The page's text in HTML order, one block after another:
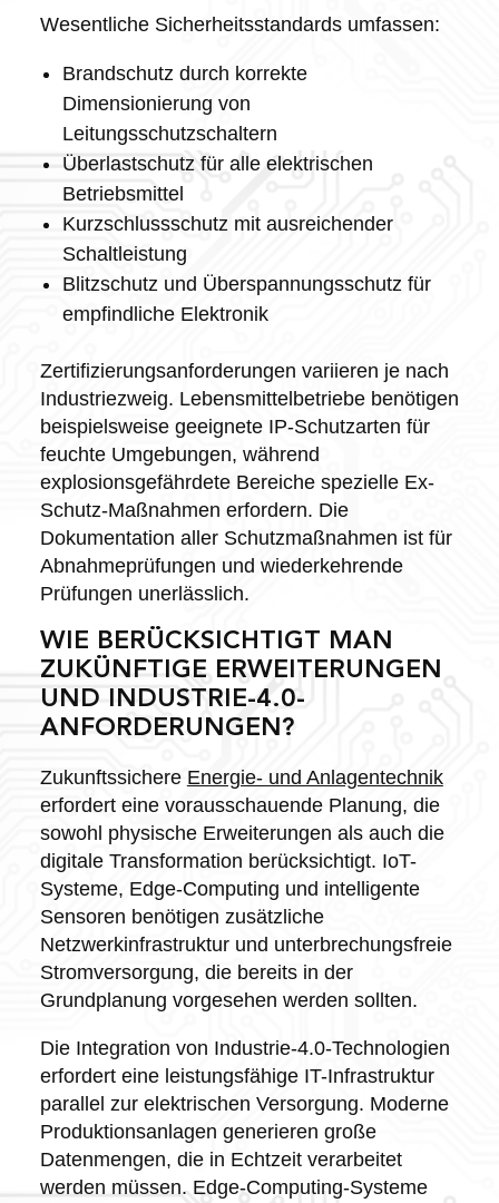
Wesentliche Sicherheitsstandards umfassen:
Brandschutz durch korrekte
Dimensionierung von
Leitungsschutzschaltern
Überlastschutz für alle elektrischen
Betriebsmittel
Kurzschlussschutz mit ausreichender
Schaltleistung
Blitzschutz und Überspannungsschutz für
empfindliche Elektronik
Zertifizierungsanforderungen variieren je nach
Industriezweig. Lebensmittelbetriebe benötigen
beispielsweise geeignete IP-Schutzarten für
feuchte Umgebungen, während
explosionsgefährdete Bereiche spezielle Ex-
Schutz-Maßnahmen erfordern. Die
Dokumentation aller Schutzmaßnahmen ist für
Abnahmeprüfungen und wiederkehrende
Prüfungen unerlässlich.
WIE BERÜCKSICHTIGT MAN
ZUKÜNFTIGE ERWEITERUNGEN
UND INDUSTRIE-4.0-
ANFORDERUNGEN?
Zukunftssichere Energie- und Anlagentechnik
erfordert eine vorausschauende Planung, die
sowohl physische Erweiterungen als auch die
digitale Transformation berücksichtigt. IoT-
Systeme, Edge-Computing und intelligente
Sensoren benötigen zusätzliche
Netzwerkinfrastruktur und unterbrechungsfreie
Stromversorgung, die bereits in der
Grundplanung vorgesehen werden sollten.
Die Integration von Industrie-4.0-Technologien
erfordert eine leistungsfähige IT-Infrastruktur
parallel zur elektrischen Versorgung. Moderne
Produktionsanlagen generieren große
Datenmengen, die in Echtzeit verarbeitet
werden müssen. Edge-Computing-Systeme